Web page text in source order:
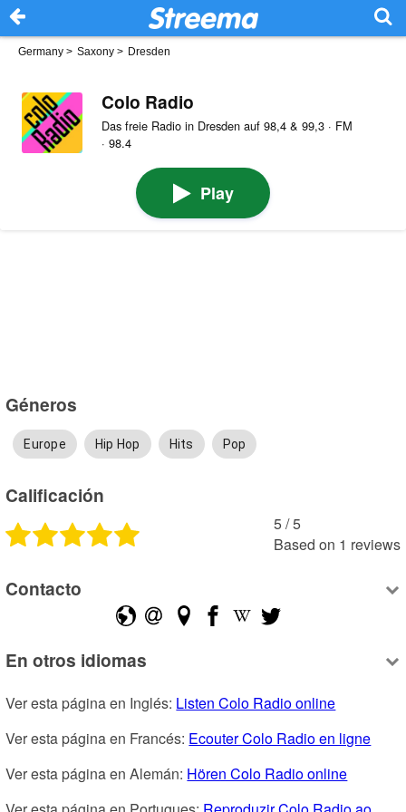
Germany > Saxony > Dresden
Colo Radio
Das freie Radio in Dresden auf 98,4 & 99,3 · FM
· 98.4
Play
Géneros
Europe Hip Hop Hits Pop
Calificación
5 /5
Based on 1 reviews
Contacto
En otros idiomas
Ver esta página en Inglés: Listen Colo Radio online
Ver esta página en Francés: Ecouter Colo Radio en ligne
Ver esta página en Alemán: Hören Colo Radio online